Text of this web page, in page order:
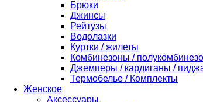
Брюки
Джинсы
Рейтузы
Водолазки
Куртки / жилеты
Комбинезоны /
Джемперы / кардиганы /
Термобелье / Комплекты
Женское
Аксессуары